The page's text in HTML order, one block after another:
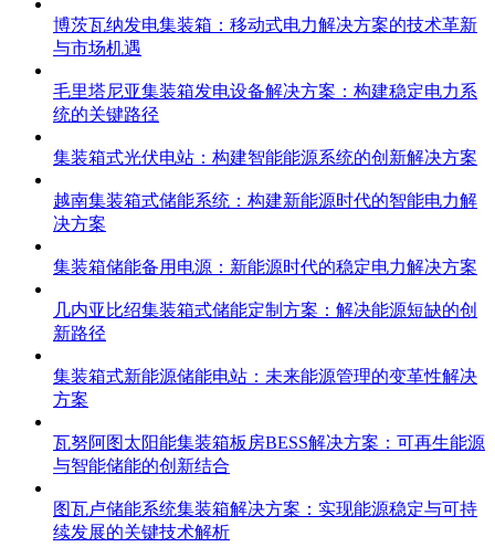
博茨瓦纳发电集装箱：移动式电力解决方案的技术革新
与市场机遇
毛里塔尼亚集装箱发电设备解决方案：构建稳定电力系
统的关键路径
集装箱式光伏电站：构建智能能源系统的创新解决方案
越南集装箱式储能系统：构建新能源时代的智能电力解
决方案
集装箱储能备用电源：新能源时代的稳定电力解决方案
几内亚比绍集装箱式储能定制方案：解决能源短缺的创
新路径
集装箱式新能源储能电站：未来能源管理的变革性解决
方案
瓦努阿图太阳能集装箱板房BESS解决方案：可再生能源
与智能储能的创新结合
图瓦卢储能系统集装箱解决方案：实现能源稳定与可持
续发展的关键技术解析